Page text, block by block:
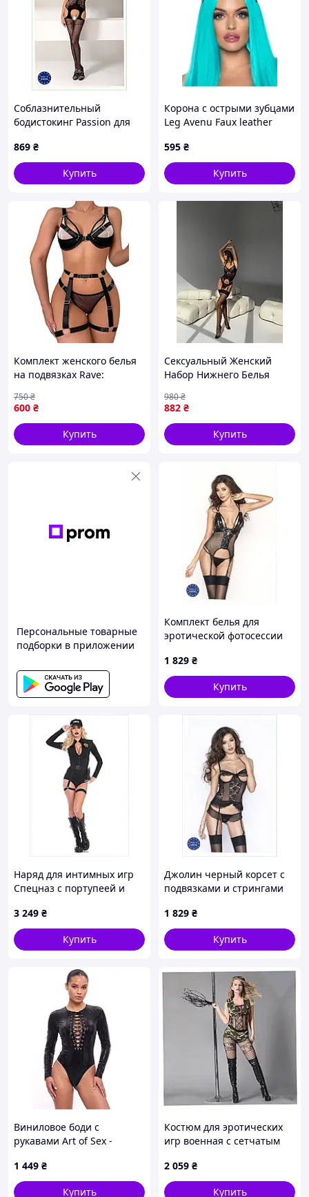
Соблазнительный
бодистокинг Passion для
1P10TX3563
869 ₴
Купить
Корона с острыми зубцами
Leg Avenu Faux leather
595 ₴
Купить
Комплект женского белья
на подвязках Rave:
для чулок, полиэстер/
эластан, сексуальное
белье S
600 ₴
750₴
Купить
Сексуальный Женский
Набор Нижнего Белья
Эротический Комплект
Белья из Кружева для
Девушки
882 ₴
980₴
Купить
Персональные товарные
подборки в приложении
Комплект белья для
эротической фотосессии
1 829 ₴
Купить
Наряд для интимных игр
Спецназ с портупеей и
875MP0825
3 249 ₴
Купить
Джолин черный корсет с
подвязками и стрингами
1 829 ₴
Купить
Виниловое боди с
рукавами Art of Sex -
мокрого бархата, размер S
1 449 ₴
Купить
Костюм для эротических
игр военная с сетчатым
2 059 ₴
Купить